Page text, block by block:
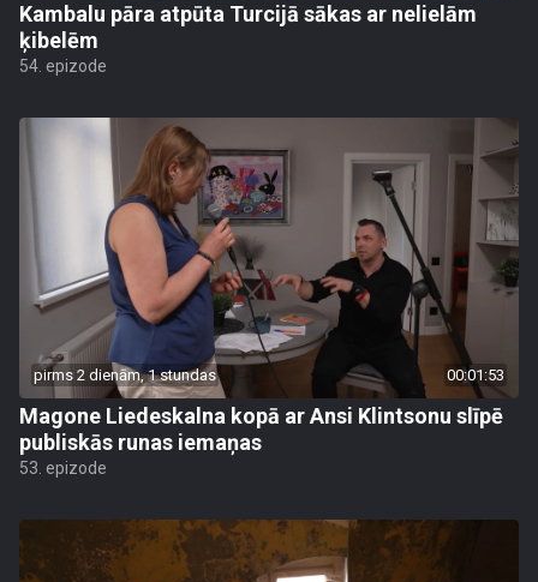
Kambalu pāra atpūta Turcijā sākas ar nelielām
ķibelēm
54. epizode
pirms 2 dienām, 1 stundas 00:01:53
Magone Liedeskalna kopā ar Ansi Klintsonu slīpē
publiskās runas iemaņas
53. epizode